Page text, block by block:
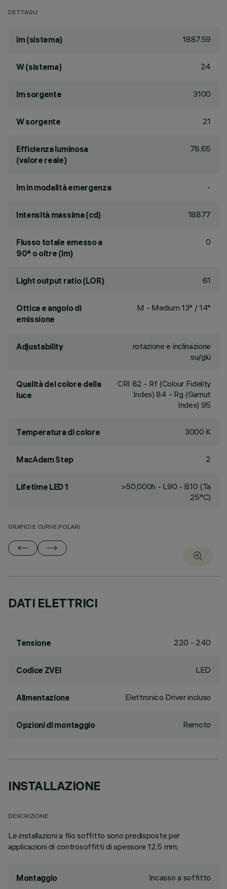
DETTAGLI
lm (sistema) 1887.59
W (sistema) 24
lm sorgente 3100
W sorgente 21
Efficienza luminosa
(valore reale)
78.65
lm in modalità emergenza -
Intensità massima (cd) 18877
Flusso totale emesso a
90° o oltre (lm)
0
Light output ratio (LOR) 61
Ottica e angolo di
emissione
M - Medium 13° / 14°
Adjustability
rotazione e inclinazione
su/giù
Qualità del colore della
luce
CRI 82 - Rf (Colour Fidelity
Index) 84 - Rg (Gamut
Index) 95
Temperatura di colore 3000 K
MacAdam Step 2
Lifetime LED 1
>50,000h - L90 - B10 (Ta
25°C)
GRAFICI E CURVE POLARI
DATI ELETTRICI
Tensione 220 - 240
Codice ZVEI LED
Alimentazione Elettronico Driver incluso
Opzioni di montaggio Remoto
INSTALLAZIONE
DESCRIZIONE
Le installazioni a filo soffitto sono predisposte per
applicazioni di controsoffitti di spessore 12.5 mm;
Montaggio Incasso a soffitto